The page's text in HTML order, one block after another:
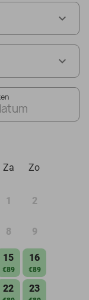
Za Zo
1 2
8 9
15
€89
16
€89
22 23